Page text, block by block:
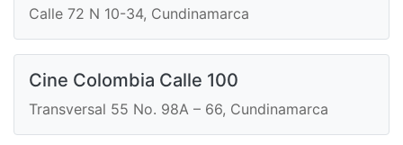
Calle 72 N 10-34, Cundinamarca
Cine Colombia Calle 100
Transversal 55 No. 98A – 66, Cundinamarca